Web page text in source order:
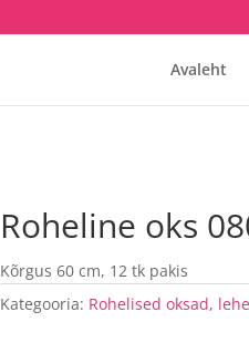
Avaleht
Roheline oks
Kõrgus 60 cm, 12 tk pakis
Kategooria: Rohelised oksad,